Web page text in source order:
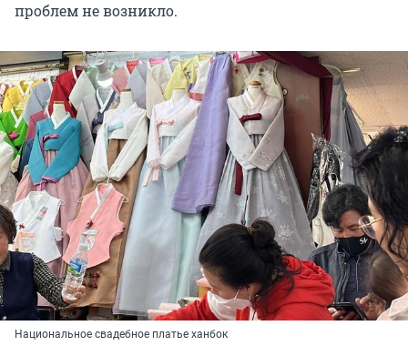
проблем не возникло.
Национальное свадебное платье ханбок